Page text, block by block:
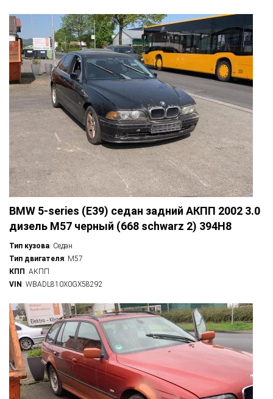
BMW 5-series (E39) седан задний АКПП 2002 3.0
дизель M57 черный (668 schwarz 2) 394H8
Тип кузова: Седан
Тип двигателя: M57
КПП: АКПП
VIN: WBADL810X0GX58292